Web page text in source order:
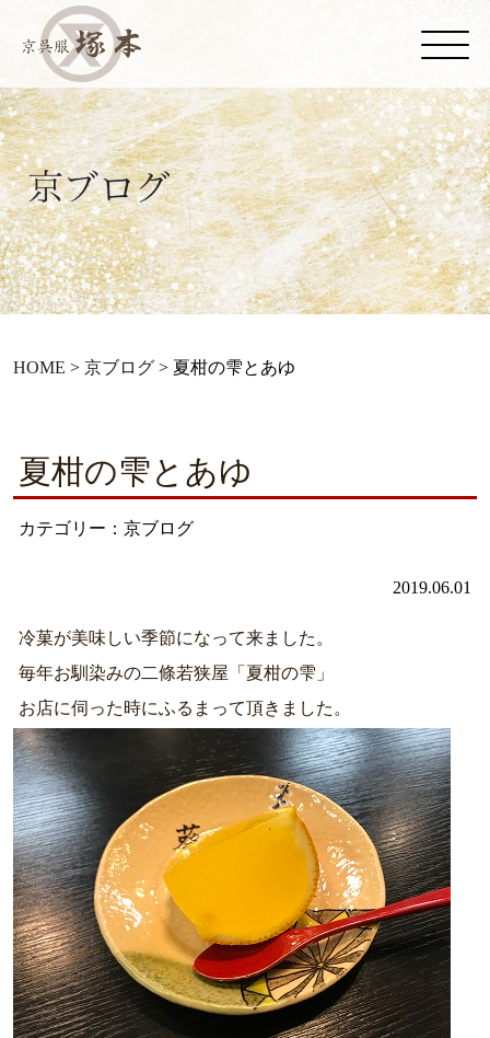
HOME > 京ブログ> 夏柑の雫とあゆ
夏柑の雫とあゆ
カテゴリー：京ブログ
2019.06.01
冷菓が美味しい季節になって来ました。
毎年お馴染みの二條若狭屋「夏柑の雫」
お店に伺った時にふるまって頂きました。